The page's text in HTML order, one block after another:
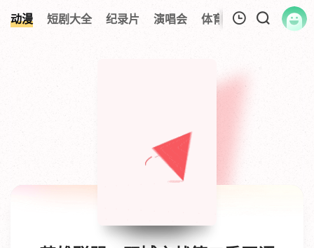
动漫 短剧大全 纪录片 演唱会 体育赛事 伦理片
暂无观看影片的记录